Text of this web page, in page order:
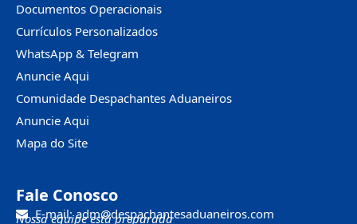
Documentos Operacionais
Currículos Personalizados
WhatsApp & Telegram
Anuncie Aqui
Comunidade Despachantes Aduaneiros
Anuncie Aqui
Mapa do Site
Fale Conosco
E-mail: adm@despachantesaduaneiros.com
Nossa equipe está preparada